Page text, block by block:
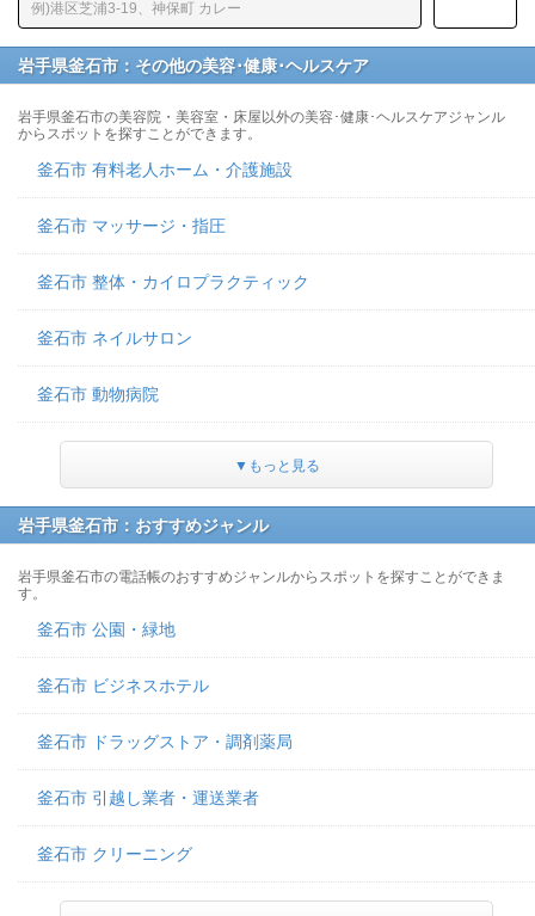
岩手県釜石市：その他の美容･健康･ヘルスケア
岩手県釜石市の美容院・美容室・床屋以外の美容･健康･ヘルスケアジャンル
からスポットを探すことができます。
釜石市 有料老人ホーム・介護施設
釜石市 マッサージ・指圧
釜石市 整体・カイロプラクティック
釜石市 ネイルサロン
釜石市 動物病院
▼もっと見る
岩手県釜石市：おすすめジャンル
岩手県釜石市の電話帳のおすすめジャンルからスポットを探すことができま
す。
釜石市 公園・緑地
釜石市 ビジネスホテル
釜石市 ドラッグストア・調剤薬局
釜石市 引越し業者・運送業者
釜石市 クリーニング